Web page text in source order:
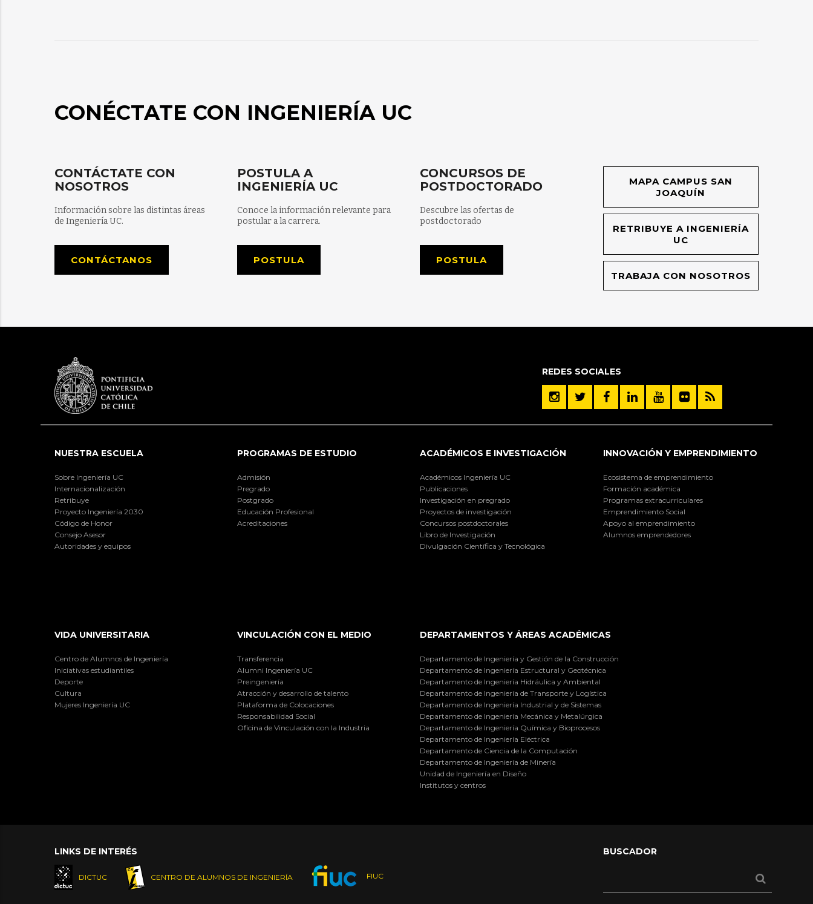
CONÉCTATE CON INGENIERÍA UC
CONTÁCTATE CON
NOSOTROS
Información sobre las distintas áreas
de Ingeniería UC.
CONTÁCTANOS
POSTULA A
INGENIERÍA UC
Conoce la información relevante para
postular a la carrera.
POSTULA
CONCURSOS DE
POSTDOCTORADO
Descubre las ofertas de
postdoctorado
POSTULA
MAPA CAMPUS SAN
JOAQUÍN
RETRIBUYE A INGENIERÍA
UC
TRABAJA CON NOSOTROS
REDES SOCIALES
NUESTRA ESCUELA
Sobre Ingeniería UC
Internacionalización
Retribuye
Proyecto Ingeniería 2030
Código de Honor
Consejo Asesor
Autoridades y equipos
PROGRAMAS DE ESTUDIO
Admisión
Pregrado
Postgrado
Educación Profesional
Acreditaciones
ACADÉMICOS E INVESTIGACIÓN
Académicos Ingeniería UC
Publicaciones
Investigación en pregrado
Proyectos de investigación
Concursos postdoctorales
Libro de Investigación
Divulgación Científica y Tecnológica
INNOVACIÓN Y EMPRENDIMIENTO
Ecosistema de emprendimiento
Formación académica
Programas extracurriculares
Emprendimiento Social
Apoyo al emprendimiento
Alumnos emprendedores
VIDA UNIVERSITARIA
Centro de Alumnos de Ingeniería
Iniciativas estudiantiles
Deporte
Cultura
Mujeres Ingeniería UC
VINCULACIÓN CON EL MEDIO
Transferencia
Alumni Ingeniería UC
Preingeniería
Atracción y desarrollo de talento
Plataforma de Colocaciones
Responsabilidad Social
Oficina de Vinculación con la Industria
DEPARTAMENTOS Y ÁREAS ACADÉMICAS
Departamento de Ingeniería y Gestión de la Construcción
Departamento de Ingeniería Estructural y Geotécnica
Departamento de Ingeniería Hidráulica y Ambiental
Departamento de Ingeniería de Transporte y Logística
Departamento de Ingeniería Industrial y de Sistemas
Departamento de Ingeniería Mecánica y Metalúrgica
Departamento de Ingeniería Química y Bioprocesos
Departamento de Ingeniería Eléctrica
Departamento de Ciencia de la Computación
Departamento de Ingeniería de Minería
Unidad de Ingeniería en Diseño
Institutos y centros
LINKS DE INTERÉS
DICTUC CENTRO DE ALUMNOS DE INGENIERÍA FIUC
BUSCADOR